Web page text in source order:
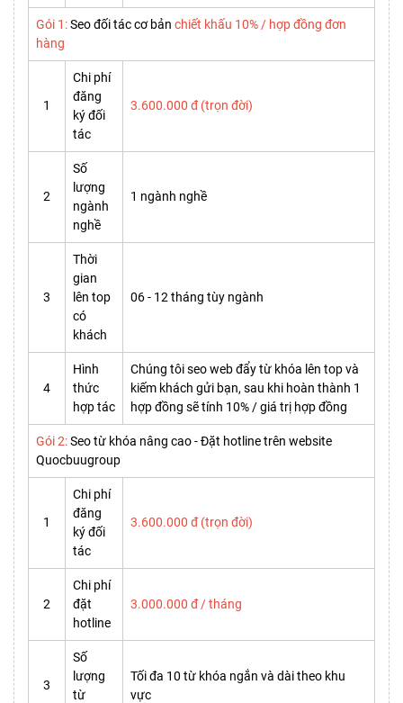
Gói 1:Seo đối tác cơ bản chiết khấu 10% / hợp đồng đơn
hàng
1
Chi phí
đăng
ký đối
tác
3.600.000 đ (trọn đời)
2
Số
lượng
ngành
nghề
1 ngành nghề
3
Thời
gian
lên top
có
khách
06 - 12 tháng tùy ngành
4
Hình
thức
hợp tác
Chúng tôi seo web đẩy từ khóa lên top và
kiếm khách gửi bạn, sau khi hoàn thành 1
hợp đồng sẽ tính 10% / giá trị hợp đồng
Gói 2:Seo từ khóa nâng cao - Đặt hotline trên website
Quocbuugroup
1
Chi phí
đăng
ký đối
tác
3.600.000 đ (trọn đời)
2
Chi phí
đặt
hotline
3.000.000 đ / tháng
3
Số
lượng
từ
Tối đa 10 từ khóa ngắn và dài theo khu
vực